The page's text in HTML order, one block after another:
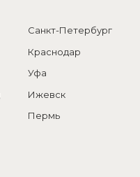
Санкт-Петербург
Краснодар
Уфа
Ижевск
Пермь